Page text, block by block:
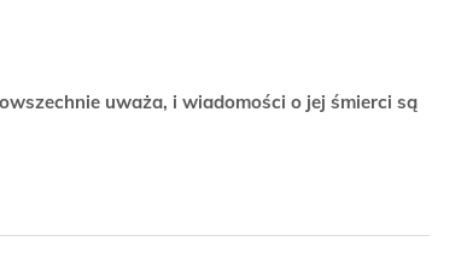
uważa, i wiadomości o jej śmierci są